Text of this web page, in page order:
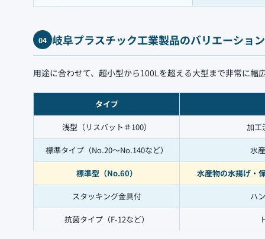
04 岐阜プラスチック工業製品のバリエーション
用途に合わせて、超小型から100Lを超える大型まで非常に幅
タイプ
浅型（リスバット＃100） 加工
標準タイプ（No.20〜No.140など） 水
標準型（No.60） 水産物の水揚げ・
スタッキング金具付 ハ
抗菌タイプ（F-12など）